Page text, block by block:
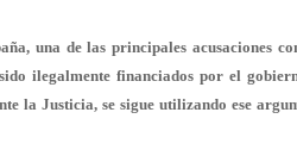
una de las principales acusaciones
ilegalmente financiados por el
la Justicia, se sigue utilizando ese